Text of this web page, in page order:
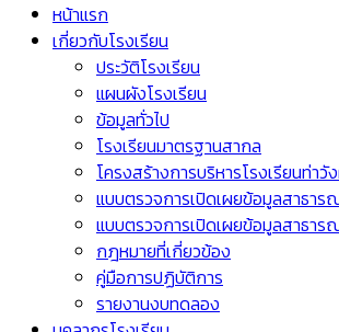
หน้าแรก
เกี่ยวกับโรงเรียน
ประวัติโรงเรียน
แผนผังโรงเรียน
ข้อมูลทั่วไป
โรงเรียนมาตรฐานสากล
โครงสร้างการบริหารโรงเรียนท่า
แบบตรวจการเปิดเผยข้อมูลสาธาร
แบบตรวจการเปิดเผยข้อมูลสาธาร
กฎหมายที่เกี่ยวข้อง
คู่มือการปฏิบัติการ
รายงานงบทดลอง